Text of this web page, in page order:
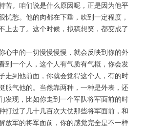
苦。咱们说是什么原因呢，正是因为他平
忧愁。他的肉都在下垂，吹到一定程度，
上去了。这个时候，拟稿想笑，都变成了
心中的一切慢慢慢慢，就会反映到你的外
到一个人，这个人有气质有气概，你会发
走到他前面，你就会觉得这个人，有的时
服气他的。当然靠两种，一种是外表，还
发现，比如你走到一个军队将军面前的时
打过了几十几百次大仗那些将军面前，和
放军的将军面前，你的感觉完全是不一样